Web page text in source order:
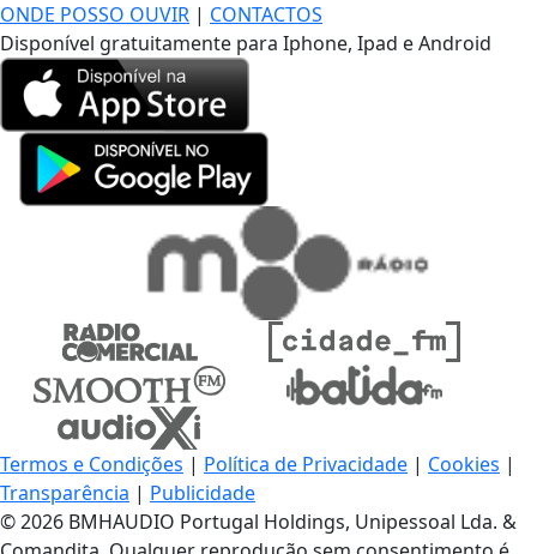
ONDE POSSO OUVIR | CONTACTOS
Disponível gratuitamente para Iphone, Ipad e Android
Termos e Condições | Política de Privacidade | Cookies |
Transparência | Publicidade
© 2026 BMHAUDIO Portugal Holdings, Unipessoal Lda. &